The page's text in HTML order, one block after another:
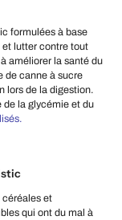
formulées à base
et lutter contre tout
améliorer la santé du
de canne à sucre
lors de la digestion.
la glycémie et du
et
qui ont du mal à